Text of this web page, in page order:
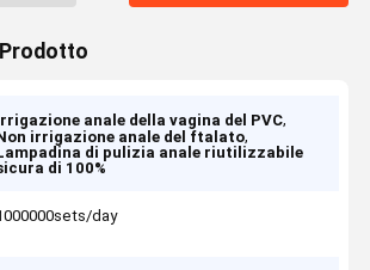
anale della vagina del PVC,
irrigazione anale del ftalato,
di pulizia anale riutilizzabile
di 100%
day